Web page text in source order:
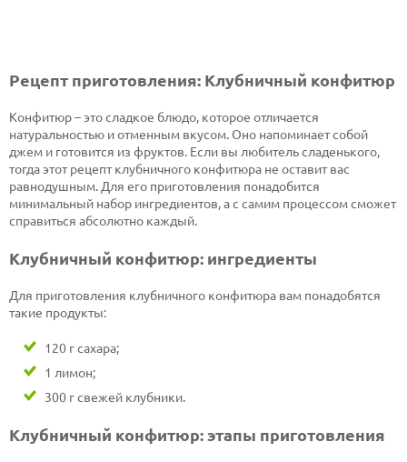
Рецепт приготовления: Клубничный конфитюр
Конфитюр – это сладкое блюдо, которое отличается
натуральностью и отменным вкусом. Оно напоминает собой
джем и готовится из фруктов. Если вы любитель сладенького,
тогда этот рецепт клубничного конфитюра не оставит вас
равнодушным. Для его приготовления понадобится
минимальный набор ингредиентов, а с самим процессом сможет
справиться абсолютно каждый.
Клубничный конфитюр: ингредиенты
Для приготовления клубничного конфитюра вам понадобятся
такие продукты:
120 г сахара;
1 лимон;
300 г свежей клубники.
Клубничный конфитюр: этапы приготовления